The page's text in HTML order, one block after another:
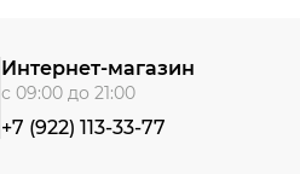
Интернет-магазин
с 09:00 до 21:00
+7 (922) 113-33-77